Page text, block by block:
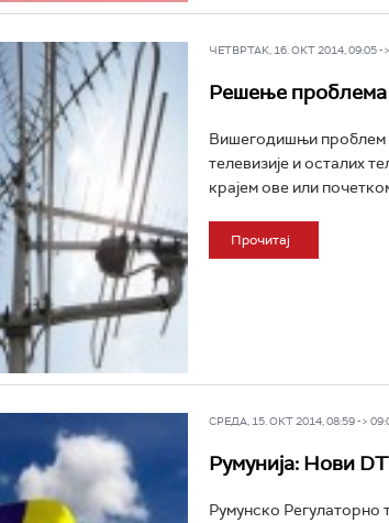
ЧЕТВРТАК, 16. ОКТ 2014, 09:05 -
Решење проблема
Вишегодишњи проблем
телевизије и осталих
крајем ове или
Прочитај
СРЕДА, 15. ОКТ 2014, 08:59 ->
Румунија: Нови
Румунско Регулаторно